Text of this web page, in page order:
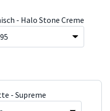
- Halo Stone Creme
- Supreme